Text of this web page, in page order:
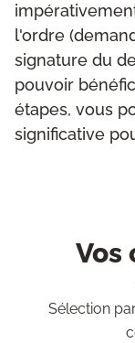
l'ordre
signature du
pouvoir
étapes, vous
significative
Vos
Sélection